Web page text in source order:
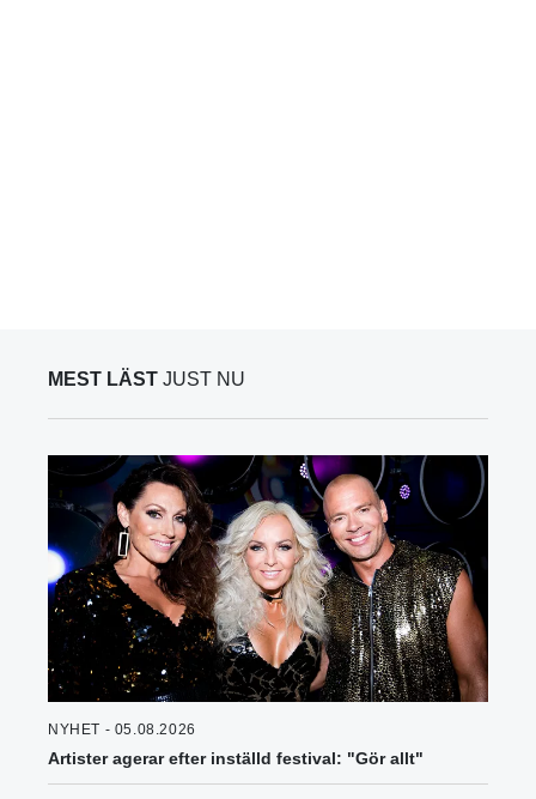
MEST LÄST JUST NU
NYHET - 05.08.2026
Artister agerar efter inställd festival: "Gör allt"